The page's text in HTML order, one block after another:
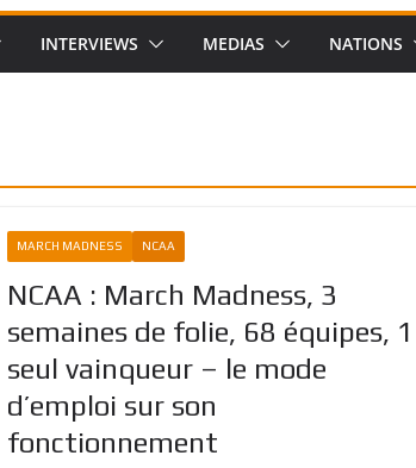
INTERVIEWS MEDIAS NATIONS
MARCH MADNESS NCAA
NCAA : March Madness, 3
semaines de folie, 68 équipes, 1
seul vainqueur – le mode
d’emploi sur son
fonctionnement